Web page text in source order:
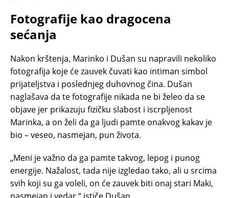
Fotografije kao dragocena
sećanja
Nakon krštenja, Marinko i Dušan su napravili nekoliko
fotografija koje će zauvek čuvati kao intiman simbol
prijateljstva i poslednjeg duhovnog čina. Dušan
naglašava da te fotografije nikada ne bi želeo da se
objave jer prikazuju fizičku slabost i iscrpljenost
Marinka, a on želi da ga ljudi pamte onakvog kakav je
bio – veseo, nasmejan, pun života.
„Meni je važno da ga pamte takvog, lepog i punog
energije. Nažalost, tada nije izgledao tako, ali u srcima
svih koji su ga voleli, on će zauvek biti onaj stari Maki,
nasmejan i vedar,“ ističe Dušan.